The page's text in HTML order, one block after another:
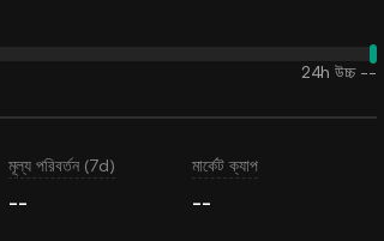
24h উচ্চ --
মূল্য পরিবর্তন (7d)
--
মার্কেট ক্যাপ
--